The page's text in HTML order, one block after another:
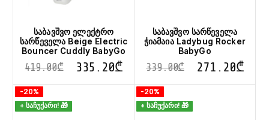
საბავშვო ელექტრო
სარწეველა Beige Electric
Bouncer Cuddly BabyGo
419.00₾ 335.20₾
საბავშვო სარწეველა
ჭიამაია Ladybug Rocker
BabyGo
339.00₾ 271.20₾
-20%
+ საჩუქარი! 🎁
-20%
+ საჩუქარი! 🎁